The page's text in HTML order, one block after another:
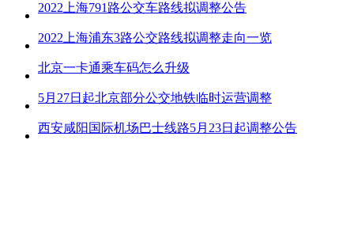
2022上海791路公交车路线拟调整公告
2022上海浦东3路公交路线拟调整走向一览
北京一卡通乘车码怎么升级
5月27日起北京部分公交地铁临时运营调整
西安咸阳国际机场巴士线路5月23日起调整公告